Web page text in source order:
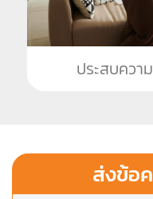
ประสบควา
ส่งข้อ